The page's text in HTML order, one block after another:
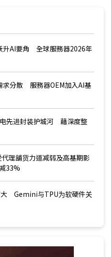
升AI要角 全球服務器2026年
求分散 服務器OEM加入AI基
先进封装护城河 藉深度整
理舖货力道减弱及高基期影
33%
Gemini与TPU为软硬件关